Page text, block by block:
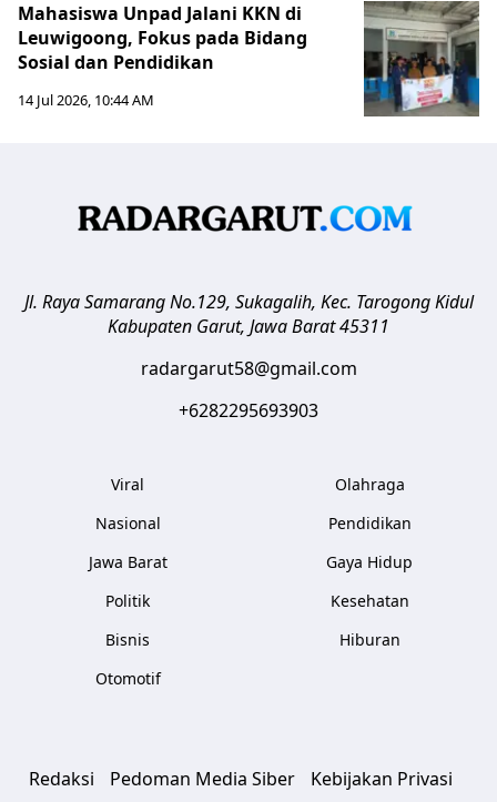
Mahasiswa Unpad Jalani KKN di
Leuwigoong, Fokus pada Bidang
Sosial dan Pendidikan
14 Jul 2026, 10:44 AM
Jl. Raya Samarang No.129, Sukagalih, Kec. Tarogong Kidul
Kabupaten Garut, Jawa Barat45311
radargarut58@gmail.com
+6282295693903
Viral
Nasional
Jawa Barat
Politik
Bisnis
Otomotif
Olahraga
Pendidikan
Gaya Hidup
Kesehatan
Hiburan
Redaksi Pedoman Media Siber Kebijakan Privasi